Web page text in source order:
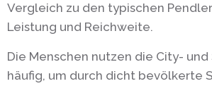
Vergleich zu den typischen
Leistung und Reichweite.
Die Menschen nutzen die City-
häufig, um durch dicht bevölkerte